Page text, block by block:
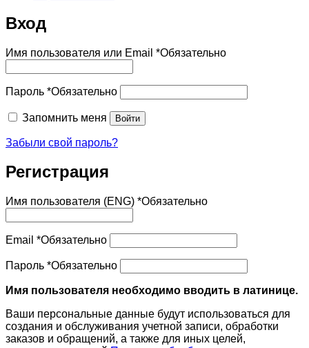
Вход
Имя пользователя или Email *Обязательно
Пароль *Обязательно
Запомнить меня Войти
Забыли свой пароль?
Регистрация
Имя пользователя (ENG) *Обязательно
Email *Обязательно
Пароль *Обязательно
Имя пользователя необходимо вводить в латинице.
Ваши персональные данные будут использоваться для
создания и обслуживания учетной записи, обработки
заказов и обращений, а также для иных целей,